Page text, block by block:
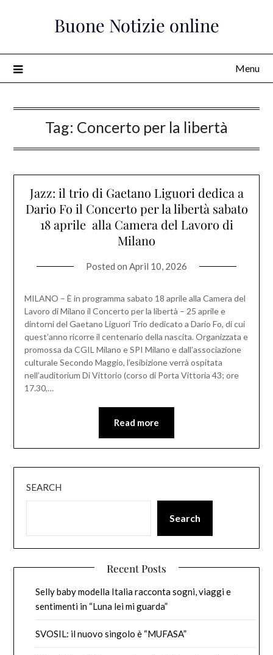
Buone Notizie online
Menu
Tag: Concerto per la libertà
Jazz: il trio di Gaetano Liguori dedica a
Dario Fo il Concerto per la libertà sabato
18 aprile alla Camera del Lavoro di
Milano
Posted on April 10, 2026
MILANO – È in programma sabato 18 aprile alla Camera del
Lavoro di Milano il Concerto per la libertà – 25 aprile e
dintorni del Gaetano Liguori Trio dedicato a Dario Fo, di cui
quest’anno ricorre il centenario della nascita. Organizzata e
promossa da CGIL Milano e SPI Milano e dall’associazione
culturale Secondo Maggio, l’esibizione verrà ospitata
nell’auditorium Di Vittorio (corso di Porta Vittoria 43; ore
17.30,…
Read more
SEARCH
Search
Recent Posts
Selly baby modella Italia racconta sogni, viaggi e
sentimenti in “Luna lei mi guarda”
SVOSIL: il nuovo singolo è “MUFASA”